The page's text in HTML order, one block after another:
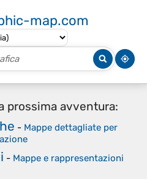
map.com
prossima avventura:
- Mappe dettagliate per
- Mappe e rappresentazioni